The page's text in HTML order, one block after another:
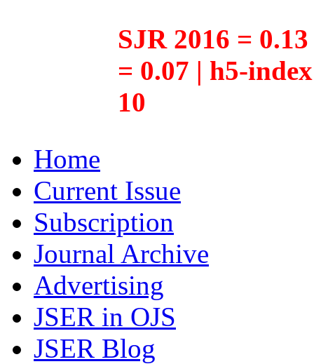
SJR 2016 =
= 0.07 | h5-
10
Home
Current Issue
Subscription
Journal Archive
Advertising
JSER in OJS
JSER Blog